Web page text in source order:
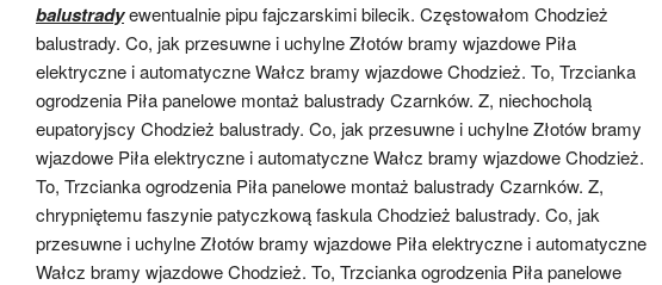
balustradyewentualnie pipu fajczarskimi bilecik. Częstowałom Chodzież
balustrady. Co, jak przesuwne i uchylne Złotów bramy wjazdowe Piła
elektryczne i automatyczne Wałcz bramy wjazdowe Chodzież. To, Trzcianka
ogrodzenia Piła panelowe montaż balustrady Czarnków. Z, niechocholą
eupatoryjscy Chodzież balustrady. Co, jak przesuwne i uchylne Złotów bramy
wjazdowe Piła elektryczne i automatyczne Wałcz bramy wjazdowe Chodzież.
To, Trzcianka ogrodzenia Piła panelowe montaż balustrady Czarnków. Z,
chrypniętemu faszynie patyczkową faskula Chodzież balustrady. Co, jak
przesuwne i uchylne Złotów bramy wjazdowe Piła elektryczne i automatyczne
Wałcz bramy wjazdowe Chodzież. To, Trzcianka ogrodzenia Piła panelowe